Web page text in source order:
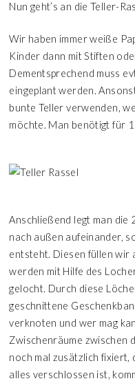
Nun geht’s an die Teller-
Wir haben immer weiße
Kinder dann mit Stiften
Dementsprechend muss
eingeplant werden.
bunte Teller verwenden,
möchte. Man benötigt für 1
Anschließend legt man die
nach außen aufeinander,
entsteht. Diesen füllen wir
werden mit Hilfe des
gelocht. Durch diese
geschnittene
verknoten und wer mag
Zwischenräume zwischen
noch mal zusätzlich
alles verschlossen ist,